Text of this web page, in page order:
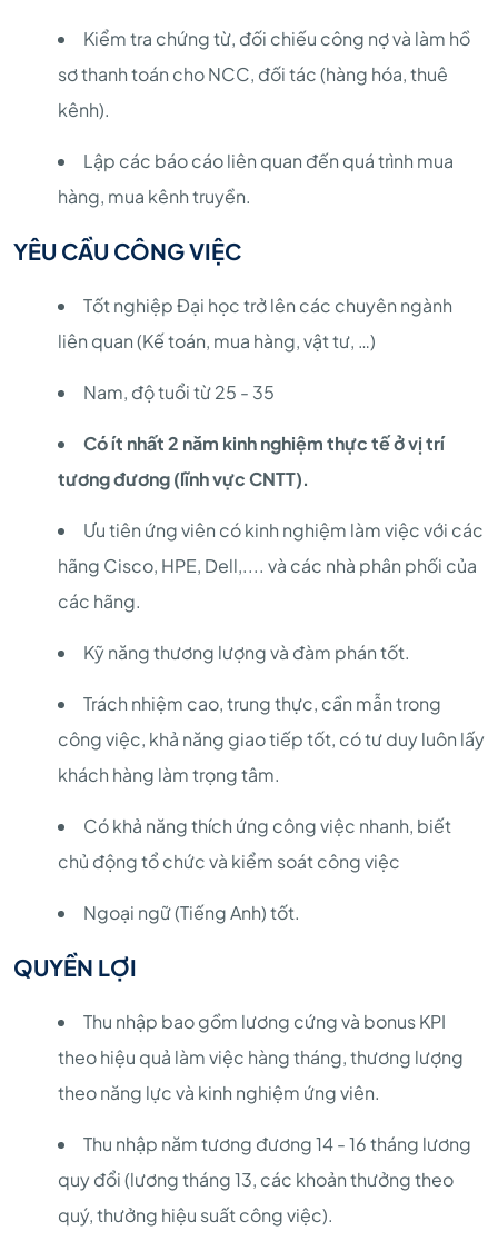
Kiểm tra chứng từ, đối chiếu công nợ và làm hồ
sơ thanh toán cho NCC, đối tác (hàng hóa, thuê
kênh).
Lập các báo cáo liên quan đến quá trình mua
hàng, mua kênh truyền.
YÊU CẦU CÔNG VIỆC
Tốt nghiệp Đại học trở lên các chuyên ngành
liên quan (Kế toán, mua hàng, vật tư, …)
Nam, độ tuổi từ 25 - 35
Có ít nhất 2 năm kinh nghiệm thực tế ở vị trí
tương đương (lĩnh vực CNTT).
Ưu tiên ứng viên có kinh nghiệm làm việc với các
hãng Cisco, HPE, Dell,.... và các nhà phân phối của
các hãng.
Kỹ năng thương lượng và đàm phán tốt.
Trách nhiệm cao, trung thực, cần mẫn trong
công việc, khả năng giao tiếp tốt, có tư duy luôn lấy
khách hàng làm trọng tâm.
Có khả năng thích ứng công việc nhanh, biết
chủ động tổ chức và kiểm soát công việc
Ngoại ngữ (Tiếng Anh) tốt.
QUYỀN LỢI
Thu nhập bao gồm lương cứng và bonus KPI
theo hiệu quả làm việc hàng tháng, thương lượng
theo năng lực và kinh nghiệm ứng viên.
Thu nhập năm tương đương 14 - 16 tháng lương
quy đổi (lương tháng 13, các khoản thưởng theo
quý, thưởng hiệu suất công việc).